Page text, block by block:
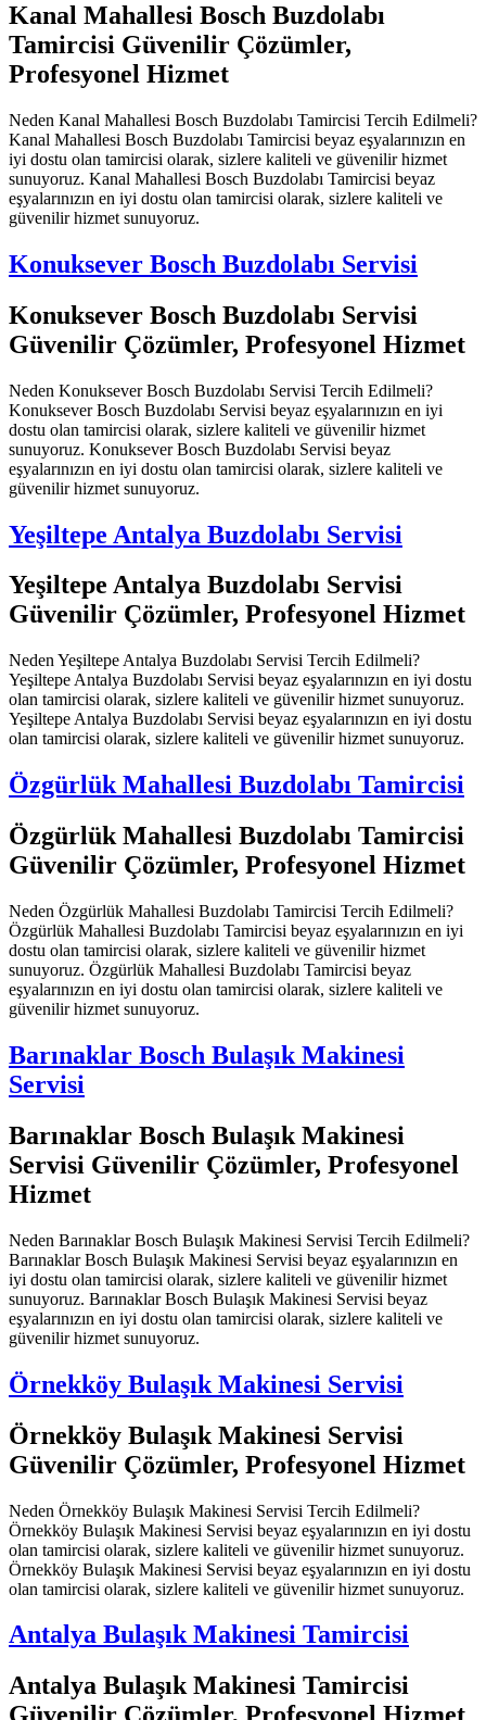
Kanal Mahallesi Bosch Buzdolabı
Tamircisi Güvenilir Çözümler,
Profesyonel Hizmet
Neden Kanal Mahallesi Bosch Buzdolabı Tamircisi Tercih Edilmeli?
Kanal Mahallesi Bosch Buzdolabı Tamircisi beyaz eşyalarınızın en
iyi dostu olan tamircisi olarak, sizlere kaliteli ve güvenilir hizmet
sunuyoruz. Kanal Mahallesi Bosch Buzdolabı Tamircisi beyaz
eşyalarınızın en iyi dostu olan tamircisi olarak, sizlere kaliteli ve
güvenilir hizmet sunuyoruz.
Konuksever Bosch Buzdolabı Servisi
Konuksever Bosch Buzdolabı Servisi
Güvenilir Çözümler, Profesyonel Hizmet
Neden Konuksever Bosch Buzdolabı Servisi Tercih Edilmeli?
Konuksever Bosch Buzdolabı Servisi beyaz eşyalarınızın en iyi
dostu olan tamircisi olarak, sizlere kaliteli ve güvenilir hizmet
sunuyoruz. Konuksever Bosch Buzdolabı Servisi beyaz
eşyalarınızın en iyi dostu olan tamircisi olarak, sizlere kaliteli ve
güvenilir hizmet sunuyoruz.
Yeşiltepe Antalya Buzdolabı Servisi
Yeşiltepe Antalya Buzdolabı Servisi
Güvenilir Çözümler, Profesyonel Hizmet
Neden Yeşiltepe Antalya Buzdolabı Servisi Tercih Edilmeli?
Yeşiltepe Antalya Buzdolabı Servisi beyaz eşyalarınızın en iyi dostu
olan tamircisi olarak, sizlere kaliteli ve güvenilir hizmet sunuyoruz.
Yeşiltepe Antalya Buzdolabı Servisi beyaz eşyalarınızın en iyi dostu
olan tamircisi olarak, sizlere kaliteli ve güvenilir hizmet sunuyoruz.
Özgürlük Mahallesi Buzdolabı Tamircisi
Özgürlük Mahallesi Buzdolabı Tamircisi
Güvenilir Çözümler, Profesyonel Hizmet
Neden Özgürlük Mahallesi Buzdolabı Tamircisi Tercih Edilmeli?
Özgürlük Mahallesi Buzdolabı Tamircisi beyaz eşyalarınızın en iyi
dostu olan tamircisi olarak, sizlere kaliteli ve güvenilir hizmet
sunuyoruz. Özgürlük Mahallesi Buzdolabı Tamircisi beyaz
eşyalarınızın en iyi dostu olan tamircisi olarak, sizlere kaliteli ve
güvenilir hizmet sunuyoruz.
Barınaklar Bosch Bulaşık Makinesi
Servisi
Barınaklar Bosch Bulaşık Makinesi
Servisi Güvenilir Çözümler, Profesyonel
Hizmet
Neden Barınaklar Bosch Bulaşık Makinesi Servisi Tercih Edilmeli?
Barınaklar Bosch Bulaşık Makinesi Servisi beyaz eşyalarınızın en
iyi dostu olan tamircisi olarak, sizlere kaliteli ve güvenilir hizmet
sunuyoruz. Barınaklar Bosch Bulaşık Makinesi Servisi beyaz
eşyalarınızın en iyi dostu olan tamircisi olarak, sizlere kaliteli ve
güvenilir hizmet sunuyoruz.
Örnekköy Bulaşık Makinesi Servisi
Örnekköy Bulaşık Makinesi Servisi
Güvenilir Çözümler, Profesyonel Hizmet
Neden Örnekköy Bulaşık Makinesi Servisi Tercih Edilmeli?
Örnekköy Bulaşık Makinesi Servisi beyaz eşyalarınızın en iyi dostu
olan tamircisi olarak, sizlere kaliteli ve güvenilir hizmet sunuyoruz.
Örnekköy Bulaşık Makinesi Servisi beyaz eşyalarınızın en iyi dostu
olan tamircisi olarak, sizlere kaliteli ve güvenilir hizmet sunuyoruz.
Antalya Bulaşık Makinesi Tamircisi
Antalya Bulaşık Makinesi Tamircisi